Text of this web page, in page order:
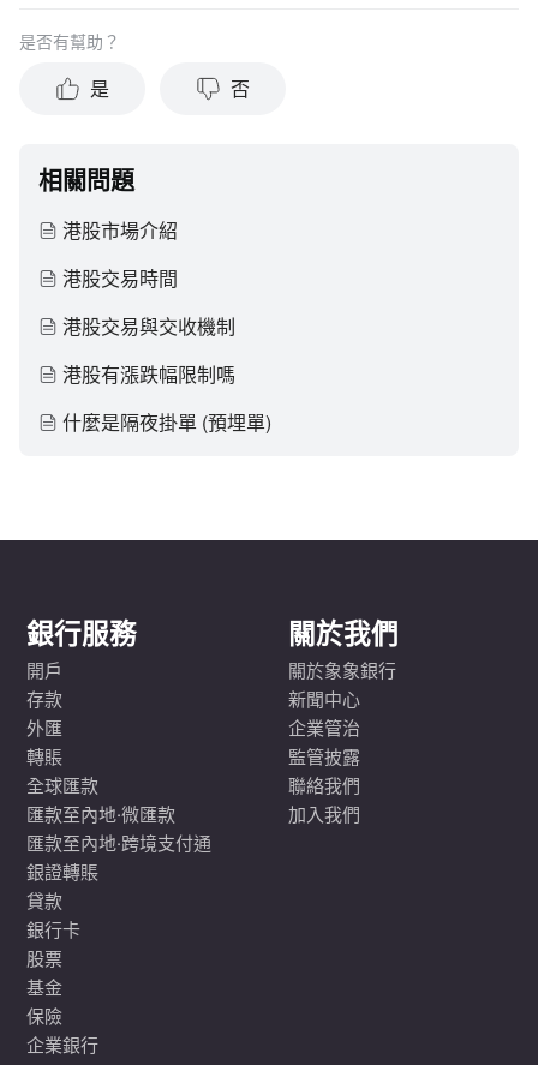
是否有幫助？
是 否
相關問題
港股市場介紹
港股交易時間
港股交易與交收機制
港股有漲跌幅限制嗎
什麼是隔夜掛單 (預埋單)
銀行服務
開戶
存款
外匯
轉賬
全球匯款
匯款至內地·微匯款
匯款至內地·跨境支付通
銀證轉賬
貸款
銀行卡
股票
基金
保險
企業銀行
關於我們
關於象象銀行
新聞中心
企業管治
監管披露
聯絡我們
加入我們